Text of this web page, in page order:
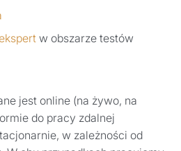
w obszarze testów
jest online (na żywo, na
do pracy zdalnej
w zależności od